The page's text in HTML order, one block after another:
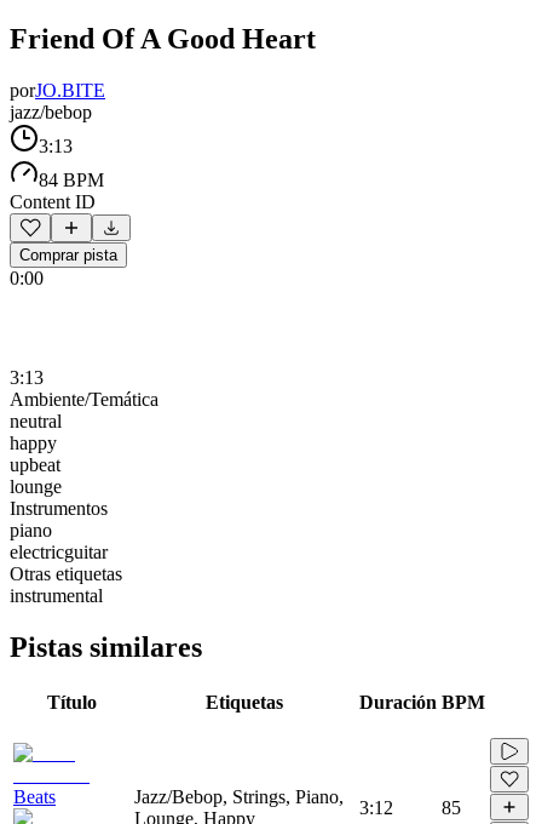
Friend Of A Good Heart
porJO.BITE
jazz/bebop
3:13
84 BPM
Content ID
Comprar pista
0:00
3:13
Ambiente/Temática
neutral
happy
upbeat
lounge
Instrumentos
piano
electricguitar
Otras etiquetas
instrumental
Pistas similares
Título Etiquetas Duración BPM
Beats
Jazz/Bebop, Strings, Piano,
Lounge, Happy
3:12 85